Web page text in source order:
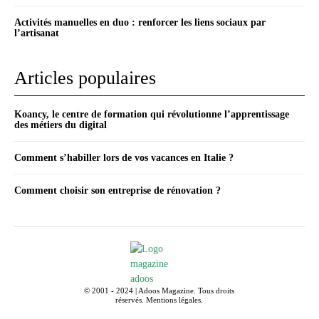
Activités manuelles en duo : renforcer les liens sociaux par
l’artisanat
Articles populaires
Koancy, le centre de formation qui révolutionne l’apprentissage
des métiers du digital
Comment s’habiller lors de vos vacances en Italie ?
Comment choisir son entreprise de rénovation ?
© 2001 - 2024 | Adoos Magazine. Tous droits
réservés.Mentions légales